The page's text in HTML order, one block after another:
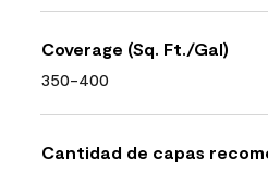
Coverage (Sq. Ft./Gal)
350-400
Cantidad de capas